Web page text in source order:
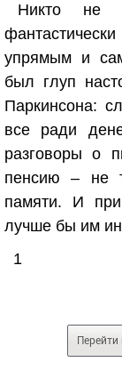
Никто не
упрямым и
был глуп
Паркинсона:
все ради
разговоры о
пенсию – не
памяти. И
лучше бы им
1